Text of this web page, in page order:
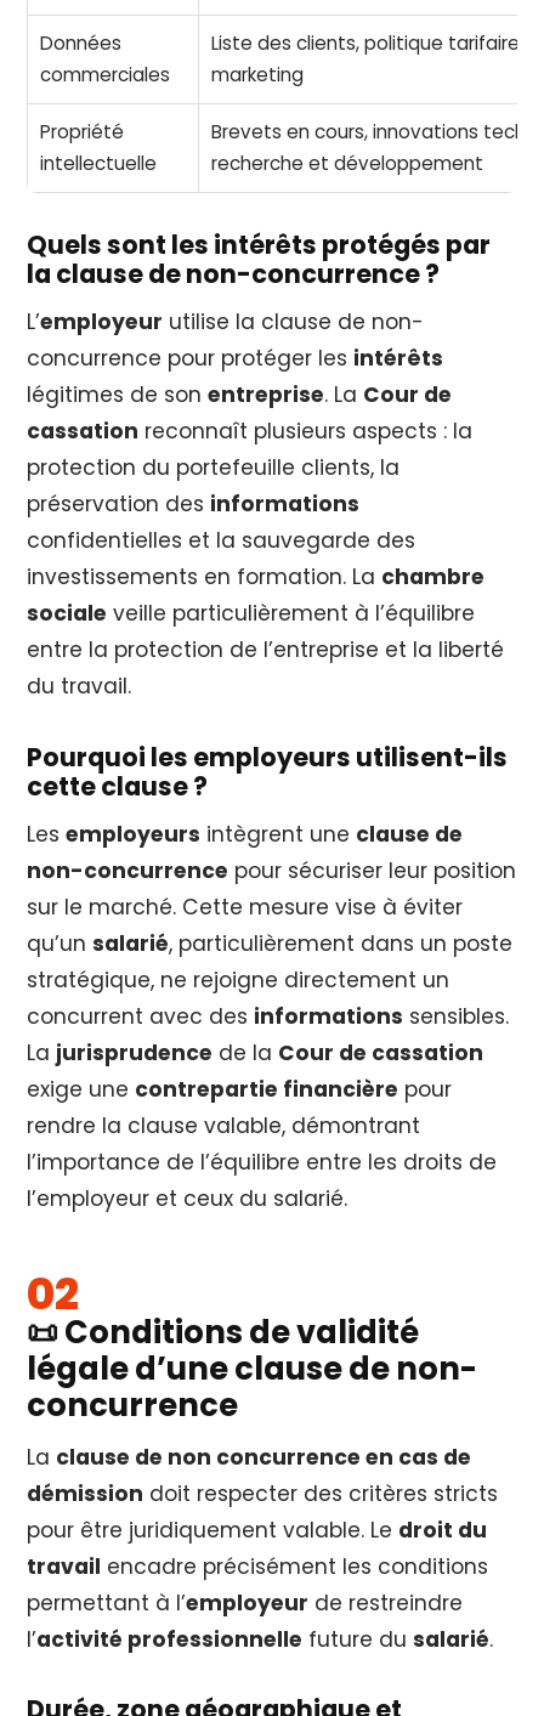
Données
commerciales
Liste des clients, politique tarifaire,
marketing
Propriété
intellectuelle
Brevets en cours, innovations
recherche et développement
Quels sont les intérêts protégés par
la clause de non-concurrence ?
L’employeur utilise la clause de non-
concurrence pour protéger les intérêts
légitimes de son entreprise. La Cour de
cassation reconnaît plusieurs aspects : la
protection du portefeuille clients, la
préservation des informations
confidentielles et la sauvegarde des
investissements en formation. La chambre
sociale veille particulièrement à l’équilibre
entre la protection de l’entreprise et la liberté
du travail.
Pourquoi les employeurs utilisent-ils
cette clause ?
Les employeurs intègrent une clause de
non-concurrence pour sécuriser leur position
sur le marché. Cette mesure vise à éviter
qu’un salarié, particulièrement dans un poste
stratégique, ne rejoigne directement un
concurrent avec des informations sensibles.
La jurisprudence de la Cour de cassation
exige une contrepartie financière pour
rendre la clause valable, démontrant
l’importance de l’équilibre entre les droits de
l’employeur et ceux du salarié.
📜 Conditions de validité
légale d’une clause de non-
concurrence
La clause de non concurrence en cas de
démission doit respecter des critères stricts
pour être juridiquement valable. Le droit du
travail encadre précisément les conditions
permettant à l’employeur de restreindre
l’activité professionnelle future du salarié.